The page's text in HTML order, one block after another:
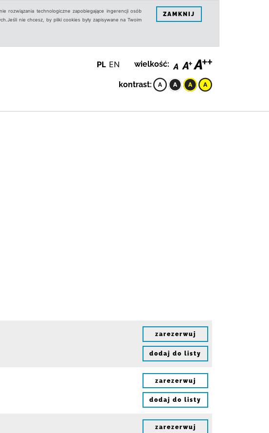
rozwiązania technologiczne zapobiegające ingerencji osób
nie chcesz, by pliki cookies były zapisywane na Twoim
ZAMKNIJ
PL EN wielkość:
kontrast:
zarezerwuj
dodaj do listy
zarezerwuj
dodaj do listy
zarezerwuj